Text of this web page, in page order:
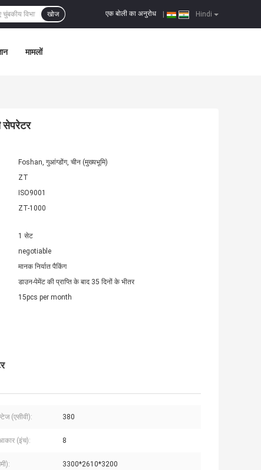
Hindi
एक बोली का अनुरोध
खोज
मामलों
सेपरेटर
Foshan, गुआंग्डोंग, चीन (मुख्यभूमि)
ZT
ISO9001
ZT-1000
1 सेट
negotiable
मानक निर्यात पैकिंग
डाउन-पेमेंट की प्राप्ति के बाद 35 दिनों के भीतर
15pcs per month
(एसीवी): 380
(इंच): 8
3300*2610*3200